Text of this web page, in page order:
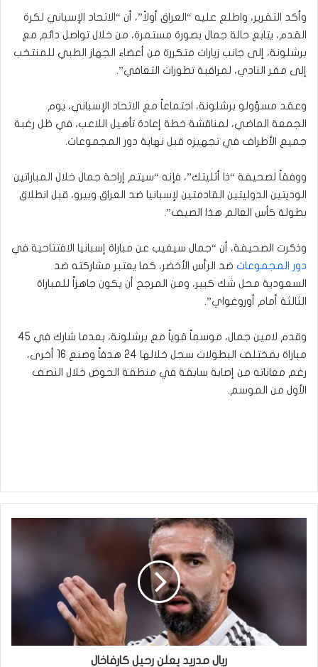
وأكد التقرير، واطلع عليه “العراق أولاً”، أن “الاتحاد الإسباني لكرة
القدم، يتابع حالة جمال بصورة مستمرة، من خلال تواصل دائم مع
برشلونة، إلى جانب زيارات متكررة من أعضاء الجهاز الطبي للمنتخب
إلى مقر النادي، لمراقبة تطورات التعافي”.
وعقد مسؤولو برشلونة، اجتماعاً مع الاتحاد الإسباني، يوم
الجمعة الماضي، لمناقشة خطة إعادة تأهيل اللاعب، في ظل رغبة
جميع الأطراف في تجهيزه قبل نهاية دور المجموعات.
ووفقاً لصحيفة “ذا أثليتك”، فإنه “سيتم إراحة جمال خلال المباراتين
الوديتين الدوليتين القادمتين لإسبانيا ضد العراق وبيرو، قبل انطلاق
بطولة كأس العالم هذا الصيف”.
وذكرت الصحيفة، أن “جمال سيغيب عن مباراة إسبانيا الافتتاحية في
دور المجموعات ضد الرأس الأخضر، كما يعتبر مشاركته ضد
السعودية محل شك كبير، ومن المرجح أن يكون جاهزاً للمباراة
الثالثة أمام أوروغواي”.
وقدم لامين جمال، موسماً قوياً مع برشلونة، بعدما شارك في 45
مباراة بمختلف البطولات سجل خلالها 24 هدفاً وصنع 16 أخرى،
رغم معاناته من إصابة سابقة في منطقة الحوض خلال النصف
الأول من الموسم.
ريال مدريد يعلن رحيل كارفاخال